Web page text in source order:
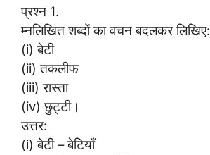
प्रश्न 1.
म्नलिखित शब्दों का वचन बदलकर लिखिए:
(i) बेटी
(ii) तकलीफ
(iii) रास्ता
(iv) छुट्टी।
उत्तर:
(i) बेटी – बेटियाँ